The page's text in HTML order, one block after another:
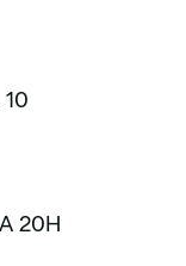
10
20H